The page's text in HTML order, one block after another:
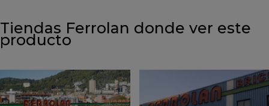
Tiendas Ferrolan donde ver este
producto